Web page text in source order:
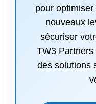
pour
nouveaux
sécuriser
TW3
des solutions